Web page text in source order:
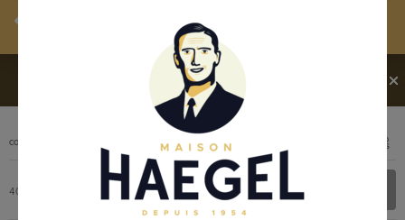
Stocklist
Vous souhaitez en découvrir davantage ?
nous !
Stocklist complète
CODE
PHOTO
+ INFOS
4037407 BETTA SPLENDENS MALE PLAKAT RED WHITE MARBLE 4 cm